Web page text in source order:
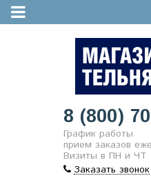
8 (800)
График работы
прием заказов
Визиты в ПН и ЧТ
Заказать звонок